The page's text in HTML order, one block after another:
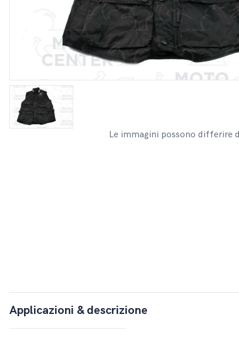
Le immagini possono differire
Applicazioni & descrizione